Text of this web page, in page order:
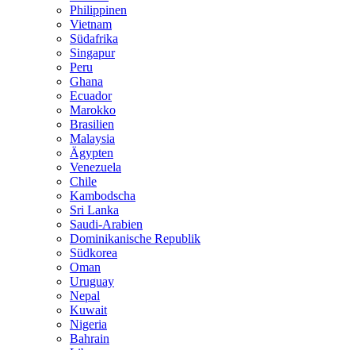
Philippinen
Vietnam
Südafrika
Singapur
Peru
Ghana
Ecuador
Marokko
Brasilien
Malaysia
Ägypten
Venezuela
Chile
Kambodscha
Sri Lanka
Saudi-Arabien
Dominikanische Republik
Südkorea
Oman
Uruguay
Nepal
Kuwait
Nigeria
Bahrain